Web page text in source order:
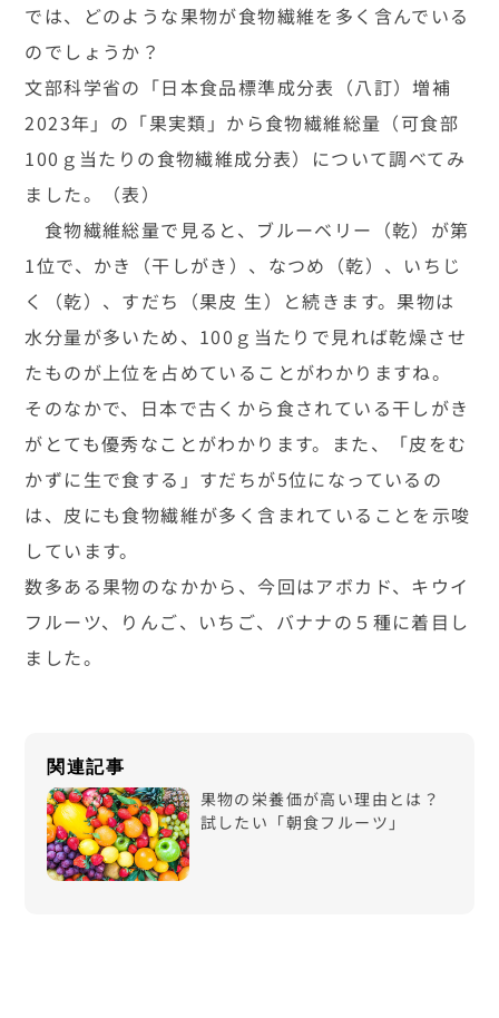
では、どのような果物が食物繊維を多く含んでいる
のでしょうか？
文部科学省の「日本食品標準成分表（八訂）増補
2023年」の「果実類」から食物繊維総量（可食部
100ｇ当たりの食物繊維成分表）について調べてみ
ました。（表）
食物繊維総量で見ると、ブルーベリー（乾）が第
1位で、かき（干しがき）、なつめ（乾）、いちじ
く（乾）、すだち（果皮 生）と続きます。果物は
水分量が多いため、100ｇ当たりで見れば乾燥させ
たものが上位を占めていることがわかりますね。
そのなかで、日本で古くから食されている干しがき
がとても優秀なことがわかります。また、「皮をむ
かずに生で食する」すだちが5位になっているの
は、皮にも食物繊維が多く含まれていることを示唆
しています。
数多ある果物のなかから、今回はアボカド、キウイ
フルーツ、りんご、いちご、バナナの５種に着目し
ました。
果物の栄養価が高い理由とは？
試したい「朝食フルーツ」